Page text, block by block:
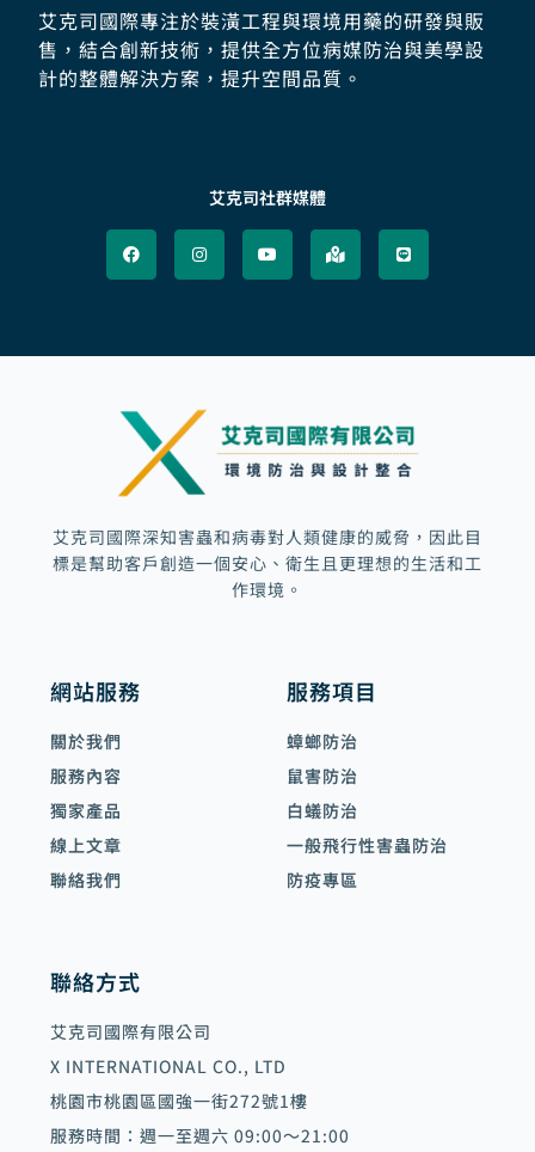
艾克司國際專注於裝潢工程與環境用藥的研發與販
售，結合創新技術，提供全方位病媒防治與美學設
計的整體解決方案，提升空間品質。
艾克司社群媒體
a
c
e
b
n
s
t
a
m
o
u
u
a
p
-
m
e
l
t
i
n
e
艾克司國際深知害蟲和病毒對人類健康的威脅，因此目
標是幫助客戶創造一個安心、衛生且更理想的生活和工
作環境。
網站服務
關於我們
服務內容
獨家產品
線上文章
聯絡我們
服務項目
蟑螂防治
鼠害防治
白蟻防治
一般飛行性害蟲防治
防疫專區
聯絡方式
艾克司國際有限公司
X INTERNATIONAL CO., LTD
桃園市桃園區國強一街272號1樓
服務時間：週一至週六 09:00～21:00